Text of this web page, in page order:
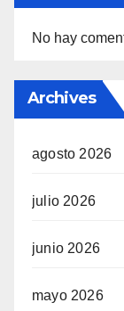
No hay
Archives
agosto 2026
julio 2026
junio 2026
mayo 2026